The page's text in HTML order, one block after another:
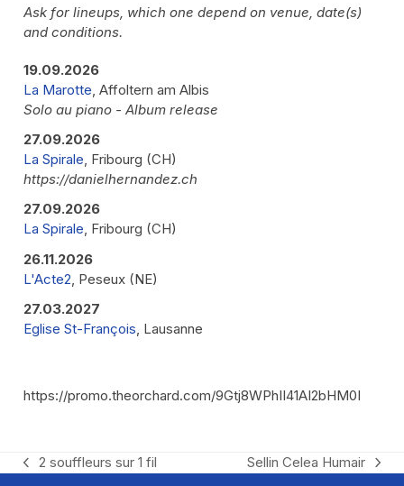
Ask for lineups, which one depend on venue, date(s)
and conditions.
19.09.2026
La Marotte , Affoltern am Albis
Solo au piano - Album release
27.09.2026
La Spirale, Fribourg (CH)
https://danielhernandez.ch
27.09.2026
La Spirale, Fribourg (CH)
26.11.2026
L'Acte2 , Peseux (NE)
27.03.2027
Eglise St-François, Lausanne
https://promo.theorchard.com/9Gtj8WPhII41AI2bHM0I
previous
2 souffleurs sur 1 fil
next
Sellin Celea Humair